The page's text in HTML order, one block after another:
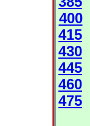
400
415
430
445
460
475